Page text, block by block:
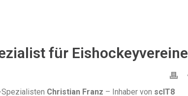
für Eishockeyvereine
Christian Franz – Inhaber von scIT8